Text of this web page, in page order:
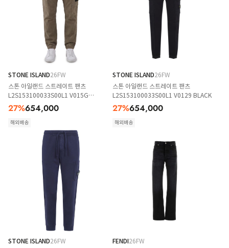
STONE ISLAND26FW
스톤 아일랜드 스트레이트 팬츠
L2S153100033S00L1 V015G
MILITGREEN
27%654,000
해외배송
STONE ISLAND26FW
스톤 아일랜드 스트레이트 팬츠
L2S153100033S00L1 V0129 BLACK
27%654,000
해외배송
STONE ISLAND26FW
FENDI26FW